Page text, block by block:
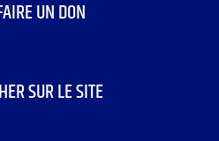
UN DON
SUR LE SITE